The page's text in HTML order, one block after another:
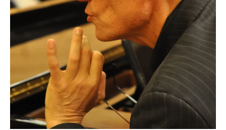
Thomas Reuter
Komponist, Chorleiter und Pianist. Bis 1990 Lehrer